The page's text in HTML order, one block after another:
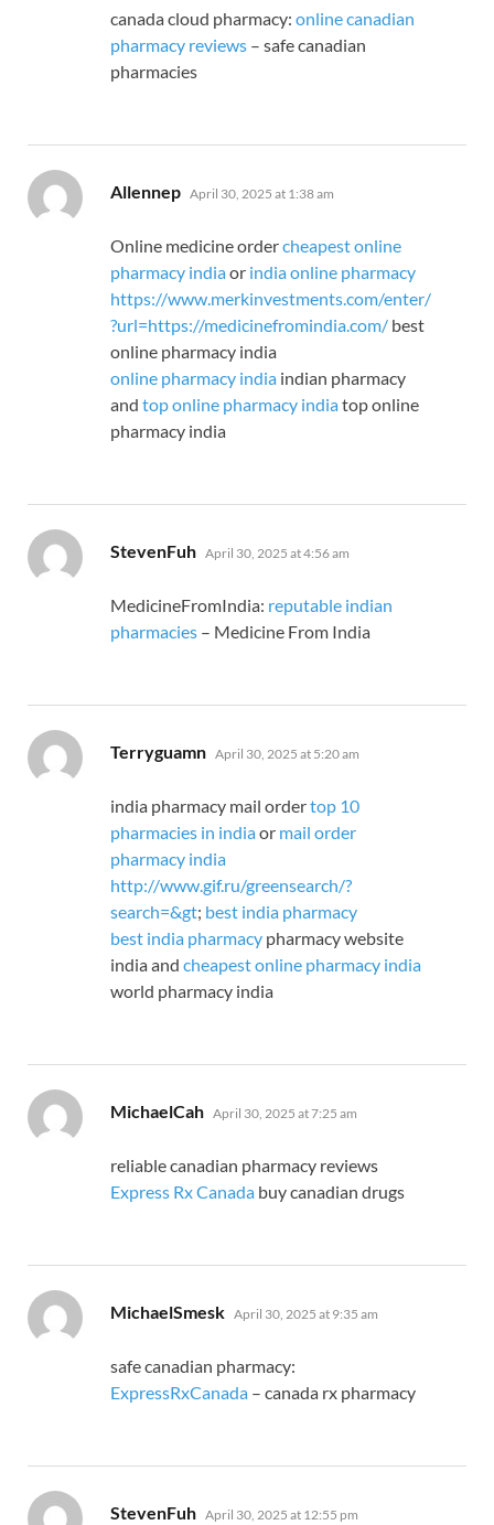
canada cloud pharmacy: online canadian
pharmacy reviews – safe canadian
pharmacies
Allennep says:
April 30, 2025 at 1:38 am
Online medicine ordercheapest online
pharmacy indiaor india online pharmacy
https://www.merkinvestments.com/enter/
?url=https://medicinefromindia.com/ best
online pharmacy india
online pharmacy india indian pharmacy
and top online pharmacy indiatop online
pharmacy india
StevenFuh says:
April 30, 2025 at 4:56 am
MedicineFromIndia: reputable indian
pharmacies – Medicine From India
Terryguamn says:
April 30, 2025 at 5:20 am
india pharmacy mail ordertop 10
pharmacies in indiaor mail order
pharmacy india
http://www.gif.ru/greensearch/?
search=&gt; best india pharmacy
best india pharmacy pharmacy website
india and cheapest online pharmacy india
world pharmacy india
MichaelCah says:
April 30, 2025 at 7:25 am
reliable canadian pharmacy reviews
Express Rx Canada buy canadian drugs
MichaelSmesk says:
April 30, 2025 at 9:35 am
safe canadian pharmacy:
ExpressRxCanada – canada rx pharmacy
StevenFuh says:
April 30, 2025 at 12:55 pm